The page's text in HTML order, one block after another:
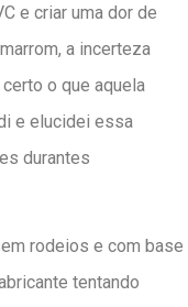
e criar uma dor de
a incerteza
o que aquela
e elucidei essa
durantes
rodeios e com base
tentando